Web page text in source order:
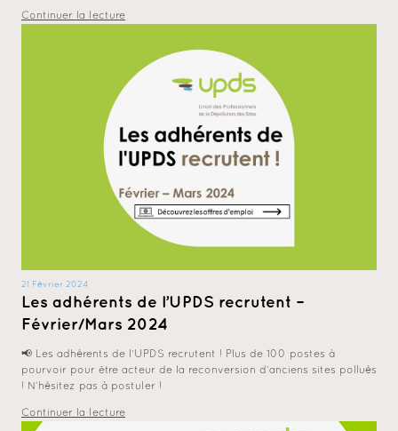
Continuer la lecture
21 Février 2024
Les adhérents de l’UPDS recrutent –
Février/Mars 2024
📢 Les adhérents de l’UPDS recrutent ! Plus de 100 postes à
pourvoir pour être acteur de la reconversion d’anciens sites pollués
! N’hésitez pas à postuler !
Continuer la lecture